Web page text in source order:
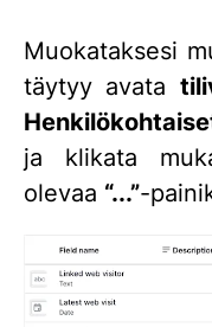
Muokataksesi
täytyy avata
ja klikata
olevaa “...”-